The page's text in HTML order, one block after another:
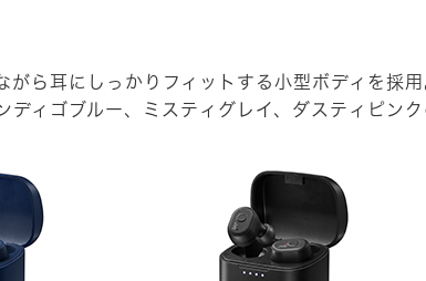
がら耳にしっかりフィットする小型ボディを採
ディゴブルー、ミスティグレイ、ダスティピン